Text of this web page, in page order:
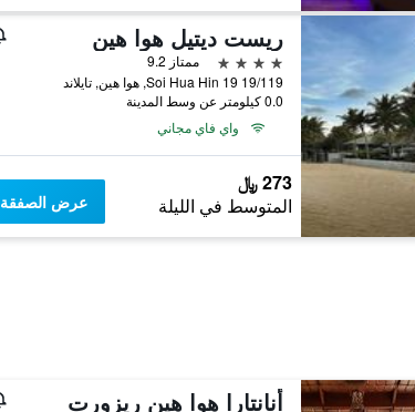
ريست ديتيل هوا هين
4 نجوم
ممتاز 9.2
19/119 Soi Hua Hin 19, هوا هين, تايلاند
0.0 كيلومتر عن وسط المدينة
واي فاي مجاني
273 ﷼
المتوسط في الليلة عرض الصفقة
أنانتارا هوا هين ريزورت